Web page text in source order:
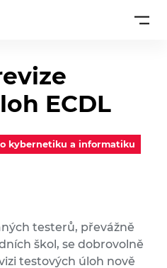
ECDL
kybernetiku a informatiku
testerů, převážně
škol, se dobrovolně
testových úloh nově